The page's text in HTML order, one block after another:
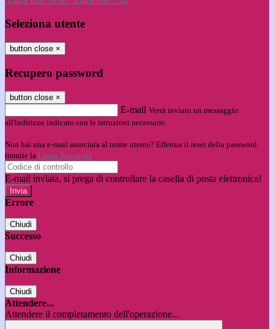
Seleziona utente
button close ×
Recupero password
button close ×
E-mail Verrà inviato un messaggio
all'indirizzo indicato con le istruzioni necessarie.
Non hai una e-mail associata al nome utente? Effettua il reset della password
tramite la Login Spaggiari
E-mail inviata, si prega di controllare la casella di posta elettronica!
Errore
Chiudi
Successo
Chiudi
Informazione
Chiudi
Attendere...
Attendere il completamento dell'operazione...